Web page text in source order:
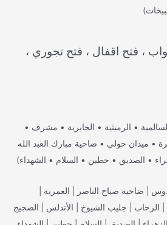
، فتح اقفال ، فتح تجوري ،
• الرميثية • الجابرية • مشرف •
• ميدان حولي • ضاحية مبارك العبد الله
• الصديق • حطين • السلام • الشهداء)
| ضاحية صباح الناصر | العمرية |
| الرحاب | جليب الشيوخ | الأندلس | الضجيج